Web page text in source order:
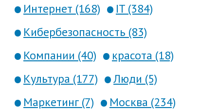
Интернет (168)
IT (384)
Кибербезопасность (83)
Компании (40)
красота (18)
Культура (177)
Люди (5)
Маркетинг (7)
Москва (234)